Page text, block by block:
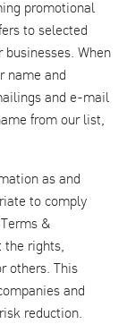
promotional
to selected
businesses. When
name and
and e-mail
from our list,
as and
to comply
&
the rights,
others. This
and
reduction.